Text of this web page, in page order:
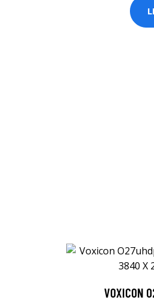
VOXICON